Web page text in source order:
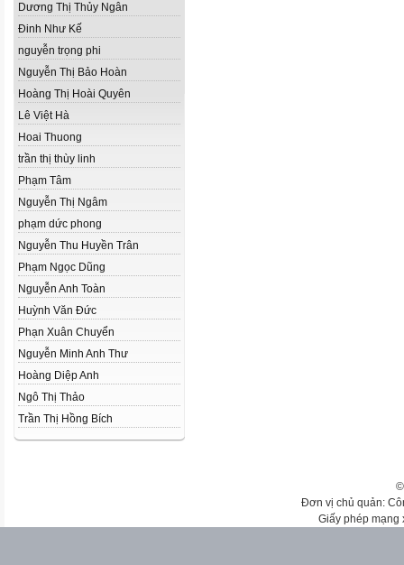
Dương Thị Thủy Ngân
Đinh Như Kế
nguyễn trọng phi
Nguyễn Thị Bảo Hoàn
Hoàng Thị Hoài Quyên
Lê Việt Hà
Hoai Thuong
trần thị thùy linh
Phạm Tâm
Nguyễn Thị Ngâm
phạm dức phong
Nguyễn Thu Huyền Trân
Phạm Ngọc Dũng
Nguyễn Anh Toàn
Huỳnh Văn Đức
Phạn Xuân Chuyển
Nguyễn Minh Anh Thư
Hoàng Diệp Anh
Ngô Thị Thảo
Trần Thị Hồng Bích
Đơn vị chủ quản:
Giấy phép mạng